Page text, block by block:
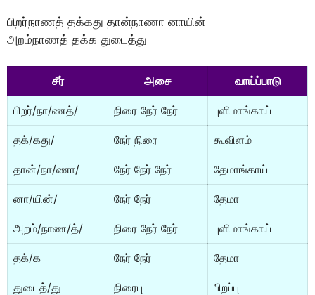
பிறர்நாணத் தக்கது தான்நாணா னாயின்
அறம்நாணத் தக்க துடைத்து
சீர் அசை வாய்ப்பாடு
பிறர்/நா/ணத்/ நிரை நேர் நேர் புளிமாங்காய்
தக்/கது/ நேர் நிரை கூவிளம்
தான்/நா/ணா/ நேர் நேர் நேர் தேமாங்காய்
னா/யின்/ நேர் நேர் தேமா
அறம்/நாண/த்/ நிரை நேர் நேர் புளிமாங்காய்
தக்/க நேர் நேர் தேமா
துடைத்/து நிரைபு பிறப்பு